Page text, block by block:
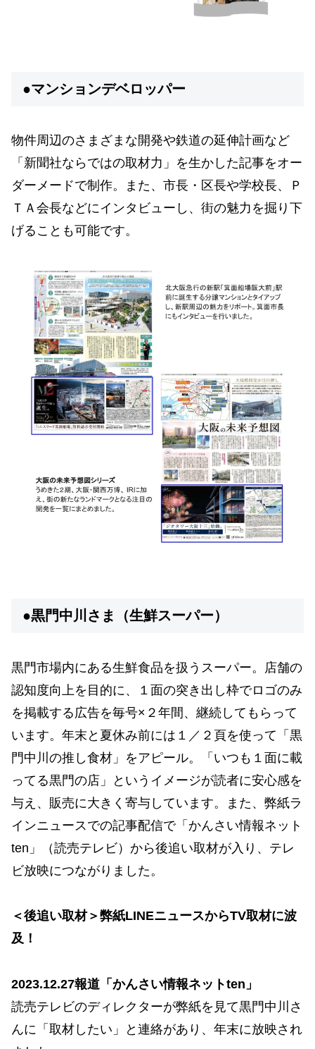
●マンションデベロッパー
物件周辺のさまざまな開発や鉄道の延伸計画など
「新聞社ならではの取材力」を生かした記事をオー
ダーメードで制作。また、市長・区長や学校長、Ｐ
ＴＡ会長などにインタビューし、街の魅力を掘り下
げることも可能です。
●黒門中川さま（生鮮スーパー）
黒門市場内にある生鮮食品を扱うスーパー。店舗の
認知度向上を目的に、１面の突き出し枠でロゴのみ
を掲載する広告を毎号×２年間、継続してもらって
います。年末と夏休み前には１／２頁を使って「黒
門中川の推し食材」をアピール。「いつも１面に載
ってる黒門の店」というイメージが読者に安心感を
与え、販売に大きく寄与しています。また、弊紙ラ
インニュースでの記事配信で「かんさい情報ネット
ten」（読売テレビ）から後追い取材が入り、テレ
ビ放映につながりました。
＜後追い取材＞弊紙LINEニュースからTV取材に波
及！
2023.12.27報道「かんさい情報ネットten」
読売テレビのディレクターが弊紙を見て黒門中川さ
んに「取材したい」と連絡があり、年末に放映され